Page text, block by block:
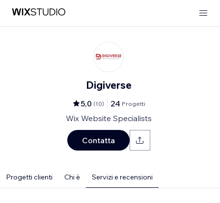
Digiverse
5,0 (10) 24 Progetti
Wix Website Specialists
Contatta
Progetti clienti Chi è Servizi e recensioni